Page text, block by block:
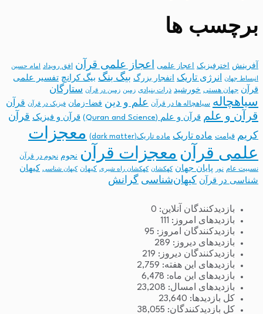
برچسب ها
آفرینش اخترفیزیک اعجاز علمی اعجاز علمی قرآن افق رویداد امام حسین
انبساط جهان انرژی تاریک انفجار بزرگ بیگ بنگ بیگ کرانچ تفسیر علمی
قرآن جهان هستی خورشید ذرات بنیادی زمین زمین در قرآن ستارگان
سیاهچاله سیاهچاله ها در قرآن علم و دین فضا-زمان فیزیک در قرآن قرآن
قرآن و علم قرآن و علم (Quran and Science) قرآن و فیزیک قرآن
کریم قیامت ماده تاریک ماده تاریک(dark matter)
معجزات
علمی قرآن معجزات قرآن نجوم نجوم در قرآن
نسبیت عام نور پایان جهان کهکشان کهکشان راه شیری کیهان کیهان شناسی
کیهان
شناسی در قرآن
کیهان‌شناسی گرانش
بازدیدکنندگان آنلاین: 0
بازدیدهای امروز: 111
بازدیدکنندگان امروز: 95
بازدیدهای دیروز: 289
بازدیدکنندگان دیروز: 219
بازدیدهای این هفته: 2,759
بازدیدهای این ماه: 6,478
بازدیدهای امسال: 23,208
کل بازدیدها: 23,640
کل بازدیدکنند‌گان: 38,055